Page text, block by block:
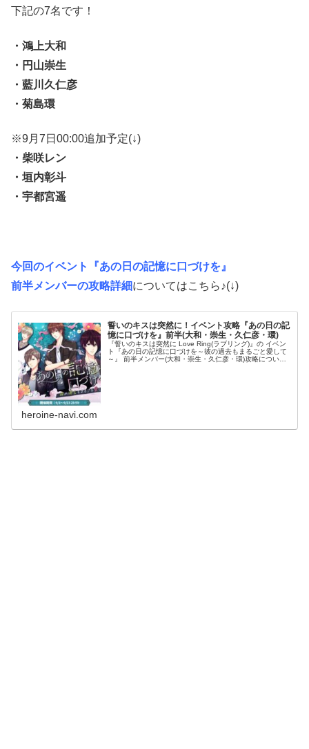
下記の7名です！
・鴻上大和
・円山崇生
・藍川久仁彦
・菊島環
※9月7日00:00追加予定(↓)
・柴咲レン
・垣内彰斗
・宇都宮遥
今回のイベント『あの日の記憶に口づけを』
前半メンバーの攻略詳細についてはこちら♪(↓)
誓いのキスは突然に！イベント攻略『あの日の記
憶に口づけを』前半(大和・崇生・久仁彦・環)
『誓いのキスは突然に Love Ring(ラブリング)』の イベン
ト『あの日の記憶に口づけを～彼の過去もまるごと愛して
～』 前半メンバー(大和・崇生・久仁彦・環)攻略について
heroine-navi.com